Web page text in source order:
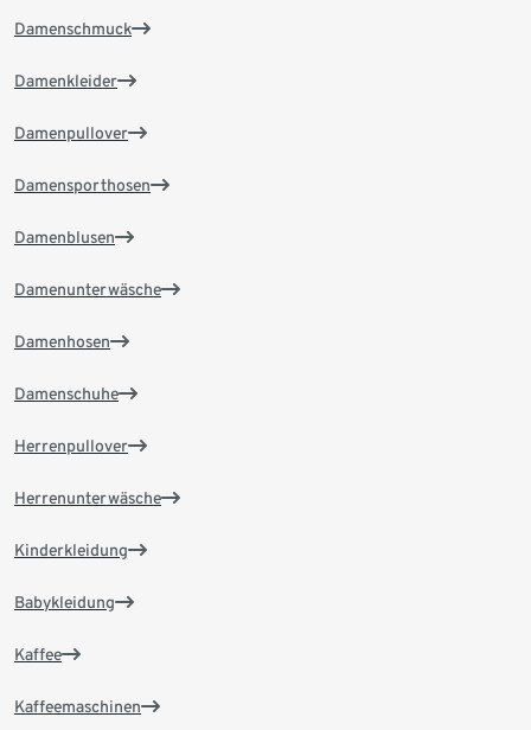
Damenschmuck
Damenkleider
Damenpullover
Damensporthosen
Damenblusen
Damenunterwäsche
Damenhosen
Damenschuhe
Herrenpullover
Herrenunterwäsche
Kinderkleidung
Babykleidung
Kaffee
Kaffeemaschinen